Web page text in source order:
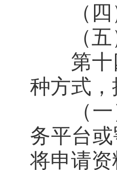
（四
（五）
第十四
种方式
（一）
务平台
将申请